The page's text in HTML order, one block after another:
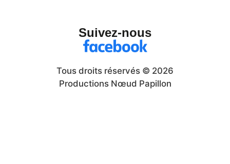
Suivez-nous
Tous droits réservés © 2026
Productions Nœud Papillon